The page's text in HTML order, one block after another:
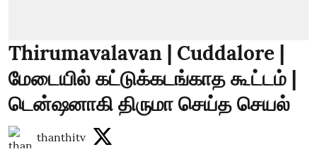
Thirumavalavan | Cuddalore |
மேடையில் கட்டுக்கடங்காத கூட்டம் |
டென்ஷனாகி திருமா செய்த செயல்
thanthitv